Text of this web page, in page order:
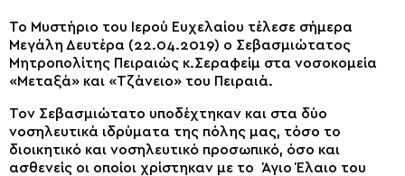
Το Μυστήριο του Ιερού Ευχελαίου τέλεσε σήμερα
Μεγάλη Δευτέρα (22.04.2019) ο Σεβασμιώτατος
Μητροπολίτης Πειραιώς κ.Σεραφείμ στα νοσοκομεία
«Μεταξά» και «Τζάνειο» του Πειραιά.
Τον Σεβασμιώτατο υποδέχτηκαν και στα δύο
νοσηλευτικά ιδρύματα της πόλης μας, τόσο το
διοικητικό και νοσηλευτικό προσωπικό, όσο και
ασθενείς οι οποίοι χρίστηκαν με το Άγιο Έλαιο του